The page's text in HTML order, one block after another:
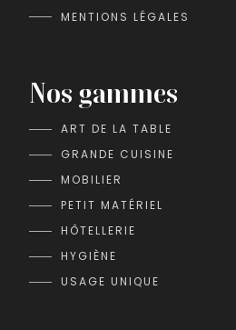
MENTIONS LÉGALES
Nos gammes
ART DE LA TABLE
GRANDE CUISINE
MOBILIER
PETIT MATÉRIEL
HÔTELLERIE
HYGIÈNE
USAGE UNIQUE